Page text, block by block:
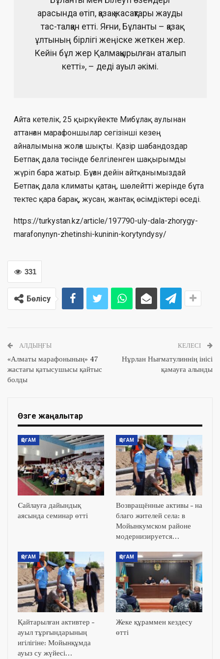
арасында өтіп, қазақ жасақтары жауды
тас-талқан етті. Яғни, Бұланты – қазақ
ұлтының бірлігі жеңіске жеткен жер.
Кейін бұл жер Қалмаққырылған аталып
кетті», – деді ауыл әкімі.
Айта кетелік, 25 қыркүйекте Мибұлақ аулынан
аттанған марафоншылар сегізінші кезең
айналымына жолға шықты. Қазір шабандоздар
Бетпақ дала төсінде белгіленген шақырымды
жүріп бара жатыр. Бұған дейін айтқанымыздай
Бетпақ дала климаты қатаң, шөлейтті жерінде бұта
тектес қара барақ, жусан, жантақ өсімдіктері өседі.
https://turkystan.kz/article/197790-uly-dala-zhorygy-
marafonynyn-zhetinshi-kuninin-korytyndysy/
331
Бөлісу
АЛДЫҢҒЫ
«Алматы марафонының» 47
жастағы қатысушысы қайтыс
болды
КЕЛЕСІ
Нұрлан Нығматулиннің інісі
қамауға алынды
Өзге жаңалықтар
ҚОҒАМ
Cайлауға дайындық
аясында семинар өтті
ҚОҒАМ
Возвращённые активы – на
благо жителей села: в
Мойынкумском районе
модернизируется…
ҚОҒАМ
Қайтарылған активтер –
ауыл тұрғындарының
игілігіне: Мойынқұмда
ауыз су жүйесі…
ҚОҒАМ
Жеке құраммен кездесу
өтті